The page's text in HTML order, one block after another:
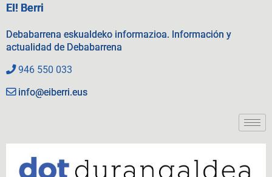
EI! Berri
Debabarrena eskualdeko informazioa. Información y
actualidad de Debabarrena
946 550 033
info@eiberri.eus